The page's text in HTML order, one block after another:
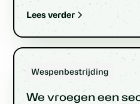
Lees verder
Wespenbestrijding
We vroegen een